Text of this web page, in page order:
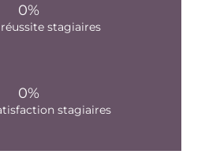
0%
stagiaires
0%
stagiaires